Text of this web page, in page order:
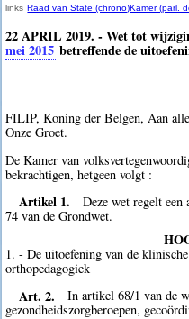
links Raad van State (chrono)Kamer (parl.
22 APRIL 2019. - Wet tot
mei 2015 betreffende de
FILIP, Koning der Belgen, Aan
Onze Groet.
De Kamer van
bekrachtigen, hetgeen volgt :
Artikel 1.
Deze wet regelt een
74 van de Grondwet.
1. - De uitoefening van de
orthopedagogiek
Art. 2.
In artikel 68/1 van de
gezondheidszorgberoepen,